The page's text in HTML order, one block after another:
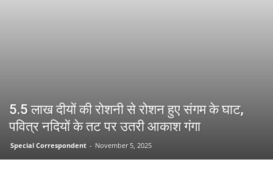
5.5 लाख दीयों की रोशनी से रोशन हुए संगम के घाट,
पवित्र नदियों के तट पर उतरी आकाश गंगा
Special Correspondent - November 5, 2025